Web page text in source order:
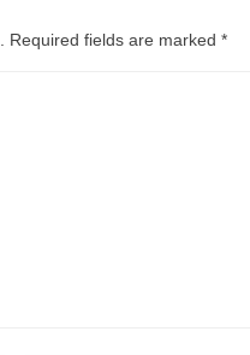
Required fields are marked *